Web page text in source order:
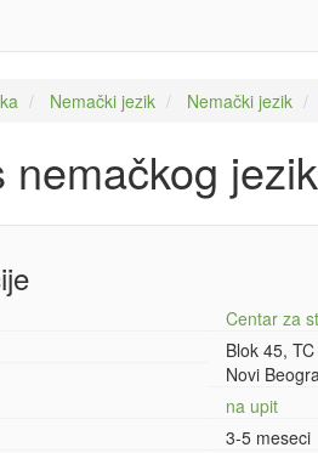
Nemački jezik Nemački jezik
nemačkog
Centar za
Blok 45,
Novi
na upit
3-5 meseci